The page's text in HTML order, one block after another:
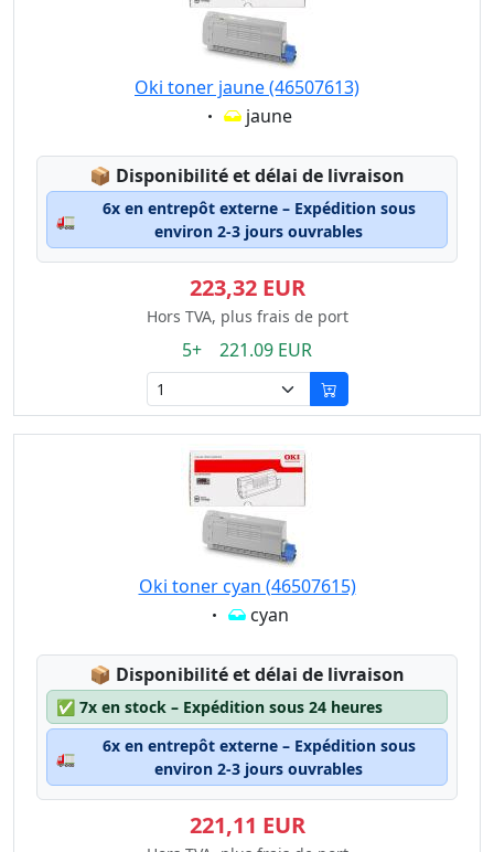
Oki toner jaune (46507613)
Eigenschaft:
jaune
📦 Lagerstatus:
Disponibilité et délai de livraison
🚛
6x en entrepôt externe – Expédition sous
environ 2-3 jours ouvrables
223,32 EUR
Hors TVA, plus frais de port
5+ 221.09 EUR
Oki toner cyan (46507615)
Eigenschaft:
cyan
📦 Lagerstatus:
Disponibilité et délai de livraison
✅ 7x en stock – Expédition sous 24 heures
🚛
6x en entrepôt externe – Expédition sous
environ 2-3 jours ouvrables
221,11 EUR